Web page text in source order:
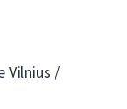
Vilnius /